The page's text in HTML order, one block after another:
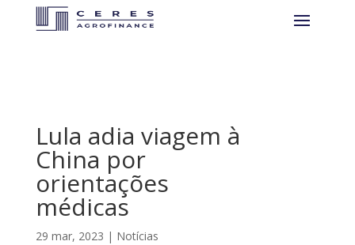
Lula adia viagem à
China por
orientações
médicas
29 mar, 2023 | Notícias